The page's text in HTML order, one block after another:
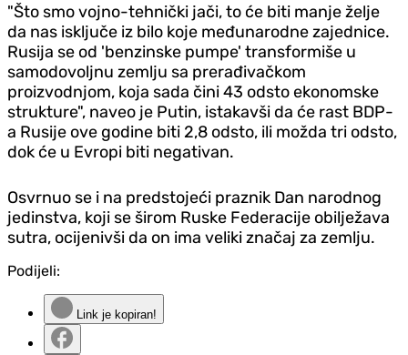
"Što smo vojno-tehnički jači, to će biti manje želje
da nas isključe iz bilo koje međunarodne zajednice.
Rusija se od 'benzinske pumpe' transformiše u
samodovoljnu zemlju sa prerađivačkom
proizvodnjom, koja sada čini 43 odsto ekonomske
strukture", naveo je Putin, istakavši da će rast BDP-
a Rusije ove godine biti 2,8 odsto, ili možda tri odsto,
dok će u Evropi biti negativan.
Osvrnuo se i na predstojeći praznik Dan narodnog
jedinstva, koji se širom Ruske Federacije obilježava
sutra, ocijenivši da on ima veliki značaj za zemlju.
Podijeli:
Link je kopiran!